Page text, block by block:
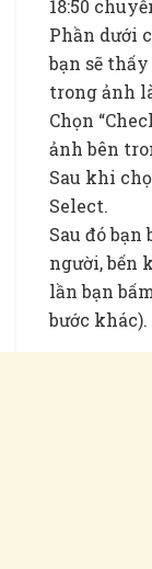
18:50
Phần dưới
bạn sẽ
trong ảnh
Chọn
ảnh bên
Sau khi
Select.
Sau đó
người, bến
lần bạn
bước khác).